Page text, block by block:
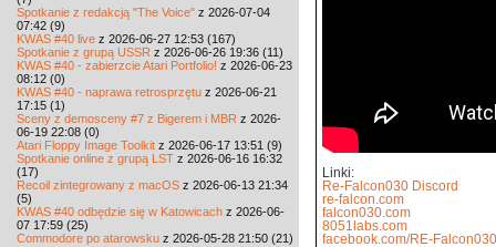
Spotkanie z redakcją "The Voice" z 2026-07-04
07:42 (9)
KWAS #40 live z 2026-06-27 12:53 (167)
Spotkanie z grupą USSR z 2026-06-26 19:36 (11)
KWAS #40 - zabierzcie Atari Portfolio! z 2026-06-23
08:12 (0)
KWAS #40 - naprawa retrosprzętu z 2026-06-21
17:15 (1)
Sceny z demosceny #7 z Bigerem i MBR z 2026-
06-19 22:08 (0)
Atari Floppy Image Toolkit z 2026-06-17 13:51 (9)
Spotkanie online z grupą LST z 2026-06-16 16:32
(17)
Recoil zintegrowany z macOS z 2026-06-13 21:34
(5)
KWAS #40 odbędzie się w Katowicach z 2026-06-
07 17:59 (25)
Commodore po atarowsku z 2026-05-28 21:50 (21)
Linki:
Re-Falcon030 Discord
re-falcon.com
falcon030.com
8051labs.com
facebook.com/RE-Falcon030